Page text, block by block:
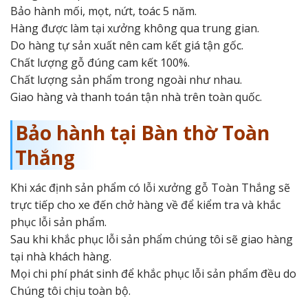
Bảo hành mối, mọt, nứt, toác 5 năm.
Hàng được làm tại xưởng không qua trung gian.
Do hàng tự sản xuất nên cam kết giá tận gốc.
Chất lượng gỗ đúng cam kết 100%.
Chất lượng sản phẩm trong ngoài như nhau.
Giao hàng và thanh toán tận nhà trên toàn quốc.
Bảo hành tại Bàn thờ Toàn
Thắng
Khi xác định sản phẩm có lỗi xưởng gỗ Toàn Thắng sẽ
trực tiếp cho xe đến chở hàng về để kiểm tra và khắc
phục lỗi sản phẩm.
Sau khi khắc phục lỗi sản phẩm chúng tôi sẽ giao hàng
tại nhà khách hàng.
Mọi chi phí phát sinh để khắc phục lỗi sản phẩm đều do
Chúng tôi chịu toàn bộ.